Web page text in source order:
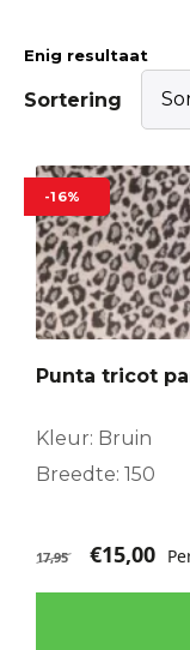
Enig resultaat
Sortering
-16%
Punta tricot
Kleur: Bruin
Breedte: 150
17,95 €15,00